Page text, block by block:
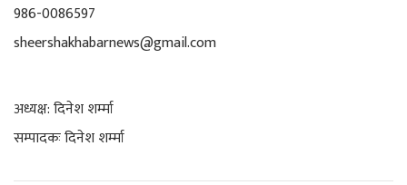
986-0086597
sheershakhabarnews@gmail.com
अध्यक्ष: दिनेश शर्म्मा
सम्पादकः दिनेश शर्म्मा